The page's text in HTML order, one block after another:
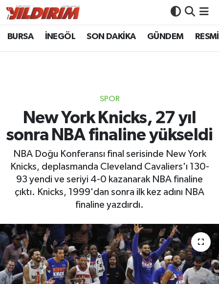
BURSA İNEGÖL SON DAKİKA GÜNDEM
SPOR
New York Knicks, 27 yıl
sonra NBA finaline yükseldi
NBA Doğu Konferansı final serisinde New York
Knicks, deplasmanda Cleveland Cavaliers'ı 130-
93 yendi ve seriyi 4-0 kazanarak NBA finaline
çıktı. Knicks, 1999'dan sonra ilk kez adını NBA
finaline yazdırdı.
BURSA
GÜNDEM
RESMİ İLANLAR
KÖŞE YAZILARI
SİYASET
SPOR
Bursa Nöbetçi Eczaneler
Bursa Trafik Yoğunluk Haritası
Süper Lig Puan Durumu ve Fikstür
Tüm Manşetler
Son Dakika Haberleri